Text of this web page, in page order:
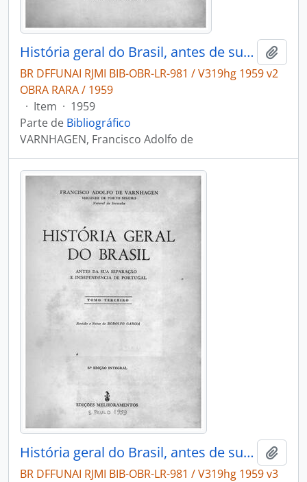
História geral do Brasil, antes de sua separação e independência de Portugal
BR DFFUNAI RJMI BIB-OBR-LR-981 / V319hg 1959 v2
OBRA RARA / 1959
· Item · 1959
Parte de Bibliográfico
VARNHAGEN, Francisco Adolfo de
História geral do Brasil, antes de sua separação e independência de Portugal
BR DFFUNAI RJMI BIB-OBR-LR-981 / V319hg 1959 v3